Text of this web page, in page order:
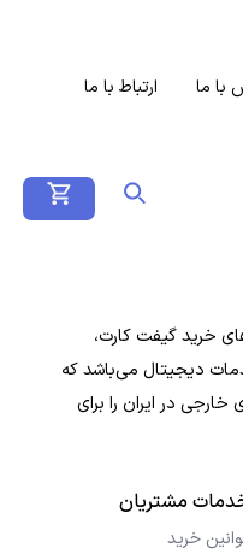
با ما ارتباط با ما
خرید گیفت کارت،
دیجیتال می‌باشد که
در ایران را برای
تجربه‌ای سریع، امن و
کمترین زمان دریافت
مشتریان
خرید